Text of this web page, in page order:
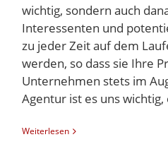
wichtig, sondern auch
Interessenten und
zu jeder Zeit auf dem
werden, so dass sie Ihre
Unternehmen stets im
Agentur ist es uns
Weiterlesen